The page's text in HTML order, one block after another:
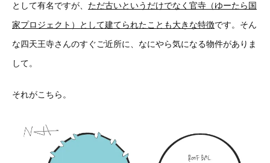
として有名ですが、 ただ古いというだけでなく官寺（ゆーたら国
家プロジェクト）として建てられたことも大きな特徴です。そん
な四天王寺さんのすぐご近所に、なにやら気になる物件がありま
して。
それがこちら。